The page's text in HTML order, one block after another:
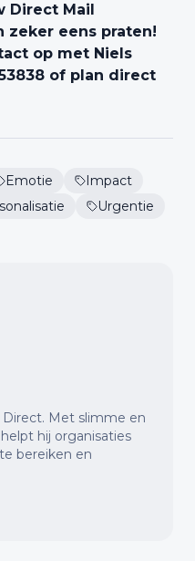
Direct Mail
zeker eens praten!
op met Niels
of plan direct
Emotie
Impact
Urgentie
Direct. Met slimme en
hij organisaties
bereiken en